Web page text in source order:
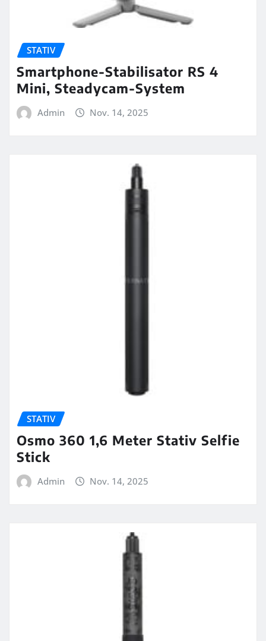
STATIV
Smartphone-Stabilisator RS 4
Mini, Steadycam-System
Admin Nov. 14, 2025
STATIV
Osmo 360 1,6 Meter Stativ Selfie
Stick
Admin Nov. 14, 2025